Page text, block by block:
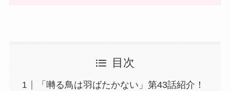
目次
「囀る鳥は羽ばたかない」第43話紹介！